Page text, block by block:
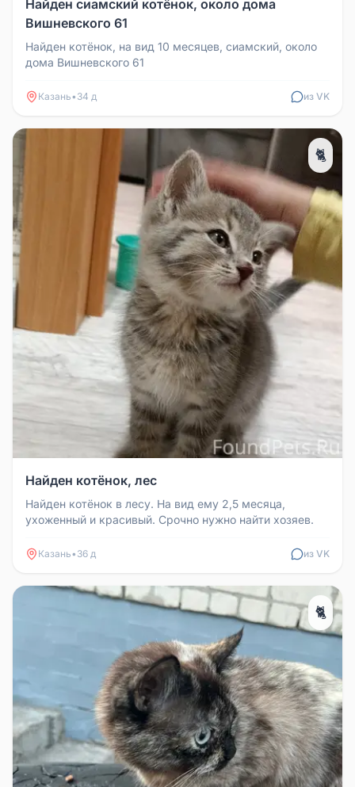
Найден сиамский котёнок, около дома
Вишневского 61
Найден котёнок, на вид 10 месяцев, сиамский, около
дома Вишневского 61
Казань• 34 д из VK
🐈
Найден котёнок, лес
Найден котёнок в лесу. На вид ему 2,5 месяца,
ухоженный и красивый. Срочно нужно найти хозяев.
Казань• 36 д из VK
🐈